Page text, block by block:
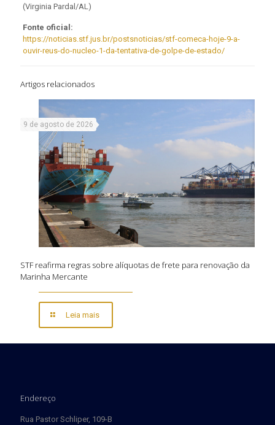
(Virginia Pardal/AL)
Fonte oficial:
https://noticias.stf.jus.br/postsnoticias/stf-comeca-hoje-9-a-
ouvir-reus-do-nucleo-1-da-tentativa-de-golpe-de-estado/
Artigos relacionados
9 de agosto de 2026
STF reafirma regras sobre alíquotas de frete para renovação da
Marinha Mercante
Leia mais
Endereço
Rua Pastor Schliper, 109-B